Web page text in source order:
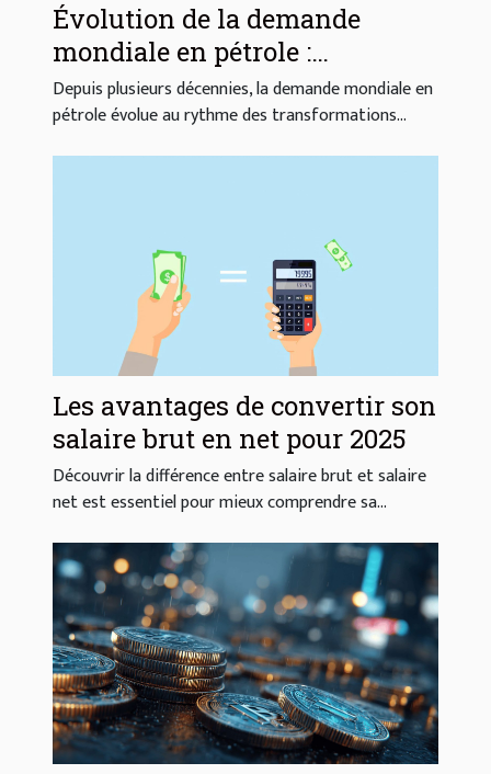
Évolution de la demande
mondiale en pétrole :
prévisions et réalités
Depuis plusieurs décennies, la demande mondiale en
pétrole évolue au rythme des transformations...
Les avantages de convertir son
salaire brut en net pour 2025
Découvrir la différence entre salaire brut et salaire
net est essentiel pour mieux comprendre sa...